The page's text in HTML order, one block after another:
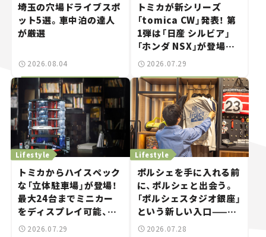
埼玉の穴場ドライブスポ
ット5選。車中泊の達人
が厳選
2026.08.04
トミカが新シリーズ
「tomica CW」発表！ 第
1弾は「日産 シルビア」
「ホンダ NSX」が登場。
世界が注目す
とホビー】
2026.07.29
トミカからハイスペック
な「立体駐車場」が登場！
最大24台までミニカー
をディスプレイ可能、特
別な「日産 GT-R
Lifestyle
2026.07.29
ポルシェを手に入れる前
に、ポルシェと出会う。
「ポルシェスタジオ銀座」
という新しい入口——連
載｜CCGとクルマでどう
Lifestyle
2026.07.28